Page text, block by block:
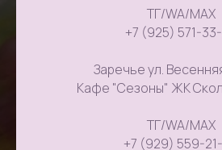
ТГ/WA/MAX
+7 (925) 571-
Заречье ул.
Кафе "Сезоны" ЖК
ТГ/WA/MAX
+7 (929) 559-